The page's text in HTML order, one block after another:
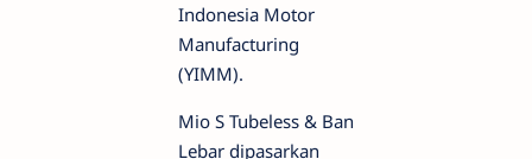
Indonesia Motor
Manufacturing
(YIMM).
Mio S Tubeless & Ban
Lebar dipasarkan